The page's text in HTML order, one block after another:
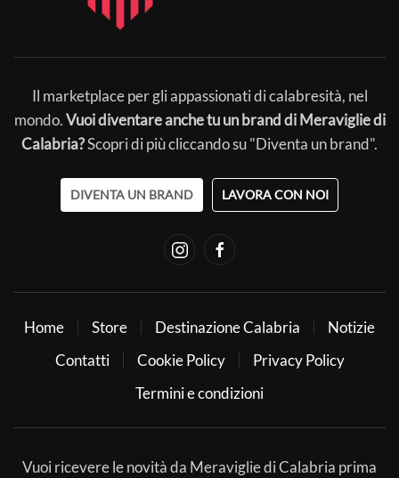
Il marketplace per gli appassionati di calabresità, nel
mondo.Vuoi diventare anche tu un brand di Meraviglie di
Calabria?Scopri di più cliccando su "Diventa un brand".
DIVENTA UN BRAND LAVORA CON NOI
Home Store Destinazione Calabria
Notizie
Contatti
Cookie Policy
Privacy Policy
Termini e condizioni
Vuoi ricevere le novità da Meraviglie di Calabria prima